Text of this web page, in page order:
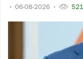
06-08-2026